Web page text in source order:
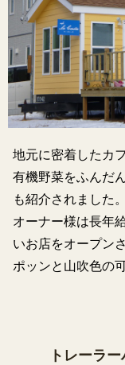
地元に密着したカ
有機野菜をふんだ
も紹介されました。
オーナー様は長年
いお店をオープン
ポッンと山吹色の
トレーラ